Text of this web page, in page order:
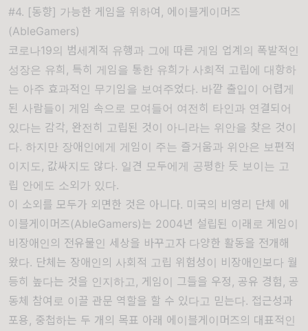
#4. [동향] 가능한 게임을 위하여, 에이블게이머즈
(AbleGamers)
코로나19의 범세계적 유행과 그에 따른 게임 업계의 폭발적인
성장은 유희, 특히 게임을 통한 유희가 사회적 고립에 대항하
는 아주 효과적인 무기임을 보여주었다. 바깥 출입이 어렵게
된 사람들이 게임 속으로 모여들어 여전히 타인과 연결되어
있다는 감각, 완전히 고립된 것이 아니라는 위안을 찾은 것이
다. 하지만 장애인에게 게임이 주는 즐거움과 위안은 보편적
이지도, 값싸지도 않다. 일견 모두에게 공평한 듯 보이는 고
립 안에도 소외가 있다.
이 소외를 모두가 외면한 것은 아니다. 미국의 비영리 단체 에
이블게이머즈(AbleGamers)는 2004년 설립된 이래로 게임이
비장애인의 전유물인 세상을 바꾸고자 다양한 활동을 전개해
왔다. 단체는 장애인의 사회적 고립 위험성이 비장애인보다 월
등히 높다는 것을 인지하고, 게임이 그들을 우정, 공유 경험, 공
동체 참여로 이끌 관문 역할을 할 수 있다고 믿는다. 접근성과
포용, 중첩하는 두 개의 목표 아래 에이블게이머즈의 대표적인